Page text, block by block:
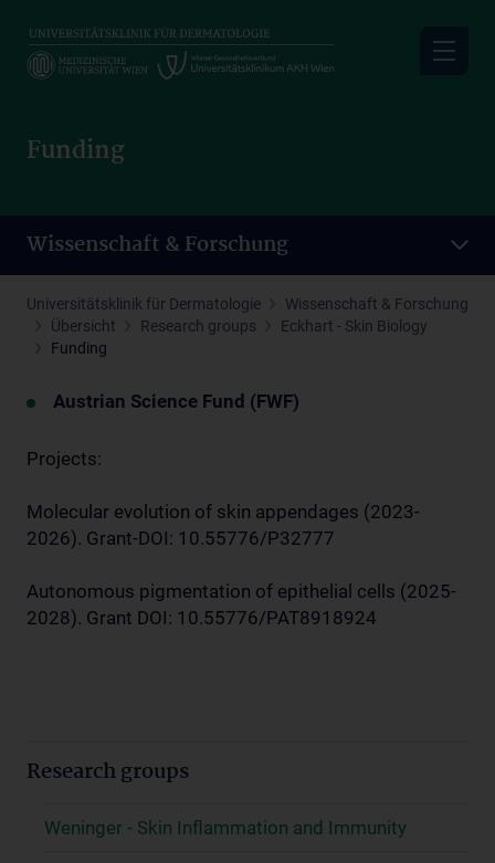
main
Funding
Wissenschaft & Forschung
Universitätsklinik für Dermatologie
Wissenschaft & Forschung
Übersicht
Research groups
Eckhart - Skin Biology
Funding
Austrian Science Fund (FWF)
Projects:
Molecular evolution of skin appendages (2023-
2026). Grant-DOI: 10.55776/P32777
Autonomous pigmentation of epithelial cells (2025-
2028). Grant DOI: 10.55776/PAT8918924
Research groups
Weninger - Skin Inflammation and Immunity